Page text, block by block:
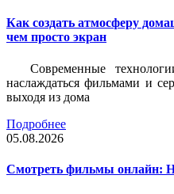
Как создать атмосферу
чем просто экран
Современные
наслаждаться фильмами и
выходя из дома
Подробнее
05.08.2026
Смотреть фильмы онлайн: